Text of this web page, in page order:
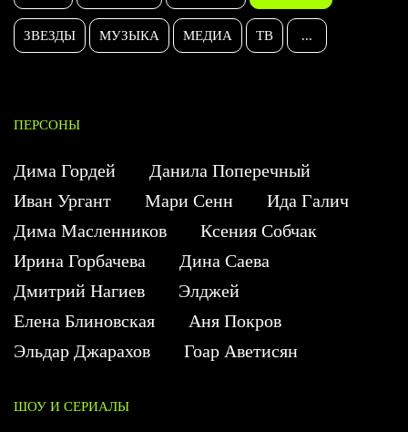
ЗВЕЗДЫ МУЗЫКА МЕДИА ТВ ...
ПЕРСОНЫ
Дима Гордей
Данила Поперечный
Иван Ургант
Мари Сенн
Ида Галич
Дима Масленников
Ксения Собчак
Ирина Горбачева
Дина Саева
Дмитрий Нагиев
Элджей
Елена Блиновская
Аня Покров
Эльдар Джарахов
Гоар Аветисян
ШОУ И СЕРИАЛЫ